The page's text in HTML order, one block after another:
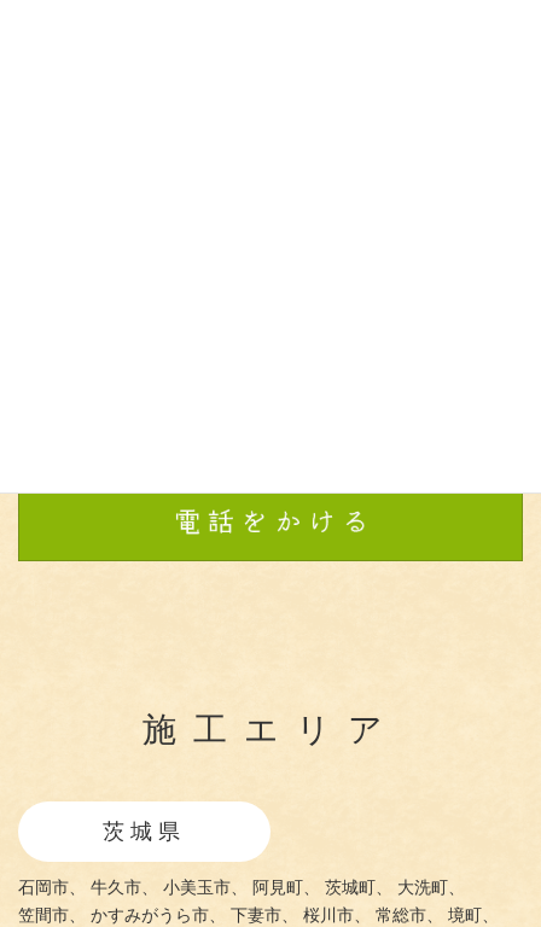
施工エリア
茨城県
石岡市、 牛久市、 小美玉市、 阿見町、 茨城町、
大洗町、
笠間市、
かすみがうら市、 下妻市、 桜川市、 常総市、
境町、